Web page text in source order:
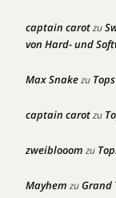
captain carotzu
von Hard- und
Max Snakezu
captain carotzu
zweiblooom zu
Mayhem zuGrand